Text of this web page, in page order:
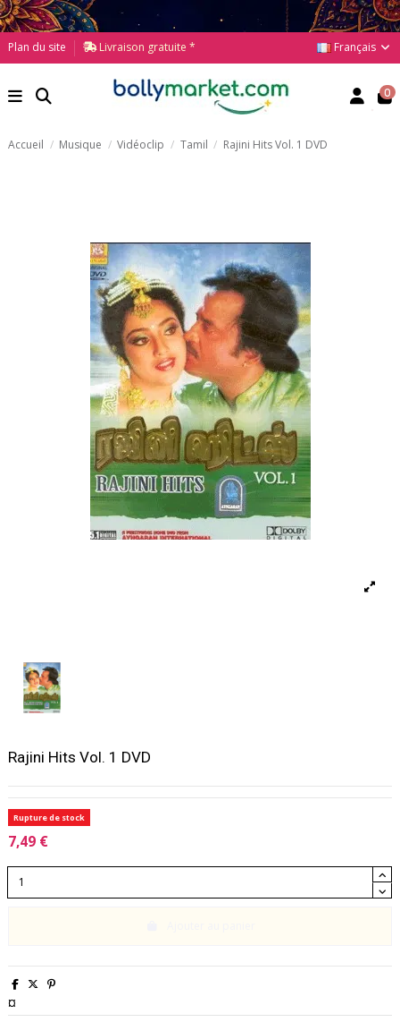
Plan du site Livraison gratuite * Français
0
Accueil Musique Vidéoclip Tamil Rajini Hits Vol. 1 DVD
Rajini Hits Vol. 1 DVD
Rupture de stock
7,49 €
¤